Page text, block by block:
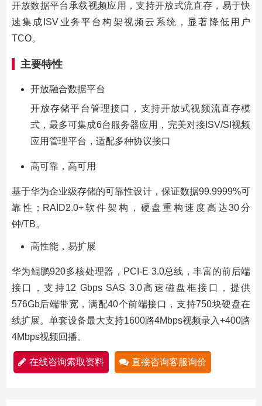
开放数据平台承载视频应用，支持开放式流直存，易于快
速集成ISV业务平台构架视频云系统，显著降低用户
TCO。
主要特性
开放融合数据平台
开放存储平台管理接口，支持开放式视频流直存模
式，最多可集成6台服务器应用，完美对接ISV/SI视频
应用管理平台，适配多种协议接口
高可靠，高可用
基于华为企业级存储的可靠性设计，保证数据99.9999%可
靠性；RAID2.0+软件架构，硬盘重构速度高达30分
钟/TB。
高性能，易扩展
华为鲲鹏920多核处理器，PCI-E 3.0总线，丰富的前后端
接口，支持12 Gbps SAS 3.0高速磁盘框接口，提供
576Gb后端带宽，满配40个前端接口，支持750块硬盘在
线扩展。单套设备最大支持1600路4Mbps视频录入+400路
4Mbps视频回播。
在线咨询索取资料 直接咨询客服询价